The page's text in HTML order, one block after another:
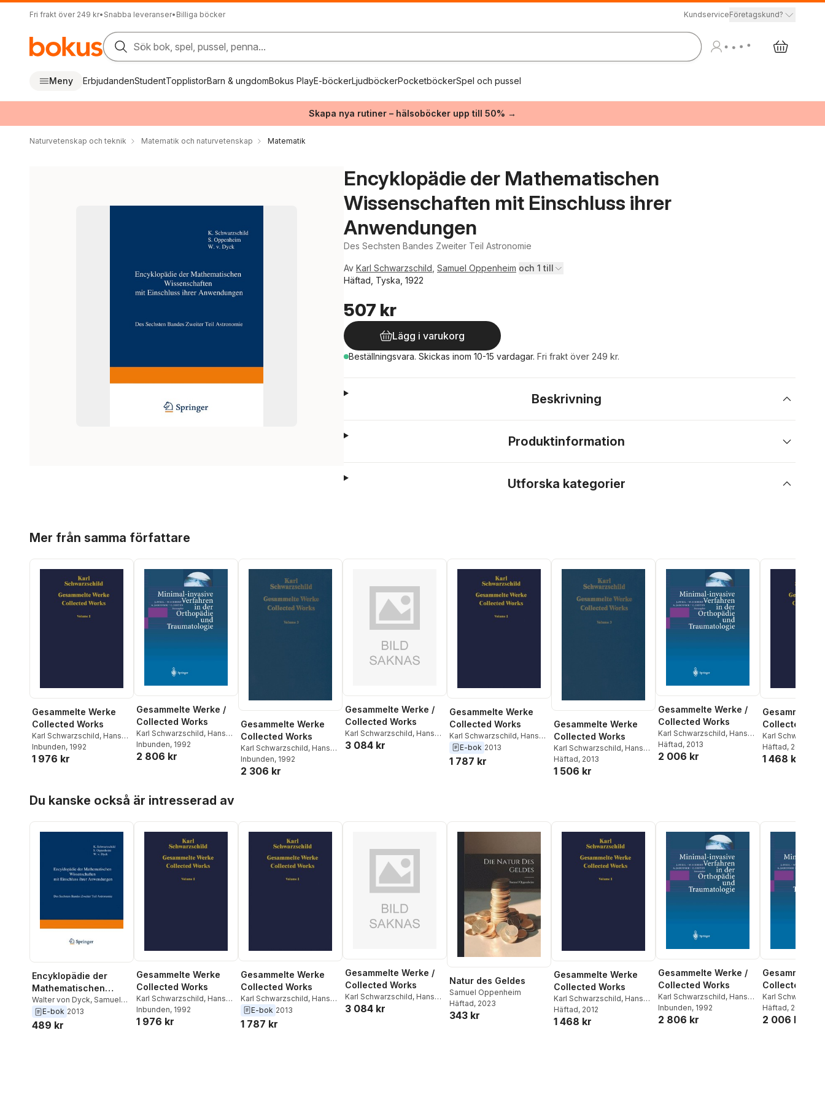
Fri frakt över 249 kr• Snabba leveranser• Billiga böcker KundserviceFöretagskund?
Sök bok, spel, pussel, penna...
Meny ErbjudandenStudentTopplistorBarn & ungdomBokus PlayE-böckerLjudböckerPocketböckerSpel och pussel
Skapa nya rutiner – hälsoböcker upp till 50% →
Naturvetenskap och teknik Matematik och naturvetenskap Matematik
Encyklopädie der Mathematischen
Wissenschaften mit Einschluss ihrer
Anwendungen
Des Sechsten Bandes Zweiter Teil Astronomie
Av Karl Schwarzschild Samuel Oppenheim och 1 till
Häftad, Tyska, 1922
507 kr
Lägg i varukorg
Beställningsvara. Skickas inom 10-15 vardagar. Fri frakt över 249 kr.
Beskrivning
Produktinformation
Utforska kategorier
Mer från samma författare
Gesammelte Werke
Collected Works
Karl Schwarzschild, Hans-
Heinrich Voigt
Inbunden, 1992
1 976 kr
Gesammelte Werke /
Collected Works
Karl Schwarzschild, Hans-
Heinrich Voigt
Inbunden, 1992
2 806 kr
Gesammelte Werke
Collected Works
Karl Schwarzschild, Hans-
Heinrich Voigt
Inbunden, 1992
2 306 kr
Gesammelte Werke /
Collected Works
Karl Schwarzschild, Hans-
Heinrich Voigt
3 084 kr
Gesammelte Werke
Collected Works
Karl Schwarzschild, Hans-
Heinrich Voigt
E-bok 2013
1 787 kr
Gesammelte Werke
Collected Works
Karl Schwarzschild, Hans-
Heinrich Voigt
Häftad, 2013
1 506 kr
Gesammelte Werke /
Collected Works
Karl Schwarzschild, Hans-
Heinrich Voigt
Häftad, 2013
2 006 kr
Gesammelte
Collected
Karl
Heinrich Voigt
Häftad, 2012
1 468 kr
Du kanske också är intresserad av
Encyklopädie der
Mathematischen
Wissenschaften mit
Einschluss ihrer
Anwendungen
Walter von Dyck, Samuel
Oppenheim,Karl
Schwarzschild
E-bok 2013
489 kr
Gesammelte Werke
Collected Works
Karl Schwarzschild, Hans-
Heinrich Voigt
Inbunden, 1992
1 976 kr
Gesammelte Werke
Collected Works
Karl Schwarzschild, Hans-
Heinrich Voigt
E-bok 2013
1 787 kr
Gesammelte Werke /
Collected Works
Karl Schwarzschild, Hans-
Heinrich Voigt
3 084 kr
Natur des Geldes
Samuel Oppenheim
Häftad, 2023
343 kr
Gesammelte Werke
Collected Works
Karl Schwarzschild, Hans-
Heinrich Voigt
Häftad, 2012
1 468 kr
Gesammelte Werke /
Collected Works
Karl Schwarzschild, Hans-
Heinrich Voigt
Inbunden, 1992
2 806 kr
Gesammelte
Collected
Karl
Heinrich Voigt
Häftad, 2013
2 006 kr